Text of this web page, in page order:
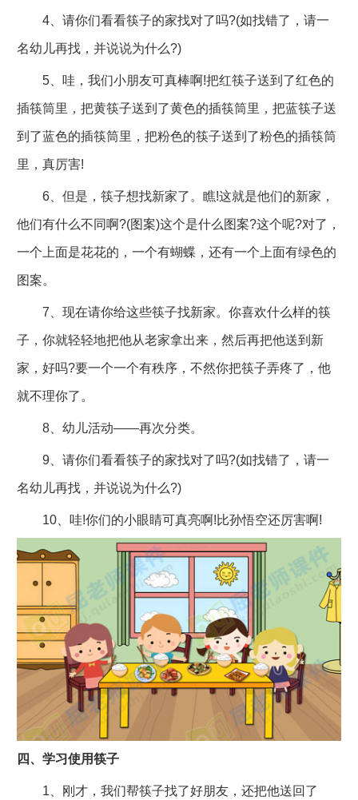
4、请你们看看筷子的家找对了吗?(如找错了，请一
名幼儿再找，并说说为什么?)
5、哇，我们小朋友可真棒啊!把红筷子送到了红色的
插筷筒里，把黄筷子送到了黄色的插筷筒里，把蓝筷子送
到了蓝色的插筷筒里，把粉色的筷子送到了粉色的插筷筒
里，真厉害!
6、但是，筷子想找新家了。瞧!这就是他们的新家，
他们有什么不同啊?(图案)这个是什么图案?这个呢?对了，
一个上面是花花的，一个有蝴蝶，还有一个上面有绿色的
图案。
7、现在请你给这些筷子找新家。你喜欢什么样的筷
子，你就轻轻地把他从老家拿出来，然后再把他送到新
家，好吗?要一个一个有秩序，不然你把筷子弄疼了，他
就不理你了。
8、幼儿活动――再次分类。
9、请你们看看筷子的家找对了吗?(如找错了，请一
名幼儿再找，并说说为什么?)
10、哇!你们的小眼睛可真亮啊!比孙悟空还厉害啊!
四、学习使用筷子
1、刚才，我们帮筷子找了好朋友，还把他送回了